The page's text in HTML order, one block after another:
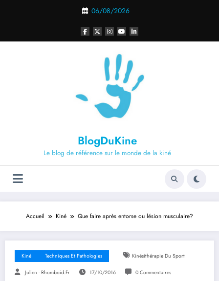
06/08/2026
BlogDuKine
Le blog de référence sur le monde de la kiné
Accueil Kiné Que faire après entorse ou lésion musculaire?
Kiné Techniques Et Pathologies Kinésithérapie Du Sport
Julien - Rhomboid.fr 17/10/2016 0 Commentaires